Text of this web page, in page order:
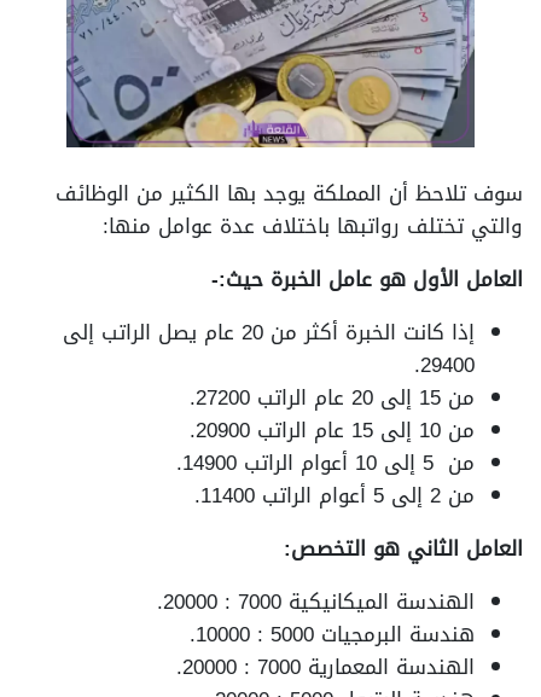
سوف تلاحظ أن المملكة يوجد بها الكثير من الوظائف
والتي تختلف رواتبها باختلاف عدة عوامل منها:
العامل الأول هو عامل الخبرة حيث:-
إذا كانت الخبرة أكثر من 20 عام يصل الراتب إلى
29400.
من 15 إلى 20 عام الراتب 27200.
من 10 إلى 15 عام الراتب 20900.
من 5 إلى 10 أعوام الراتب 14900.
من 2 إلى 5 أعوام الراتب 11400.
العامل الثاني هو التخصص:
الهندسة الميكانيكية 7000 : 20000.
هندسة البرمجيات 5000 : 10000.
الهندسة المعمارية 7000 : 20000.